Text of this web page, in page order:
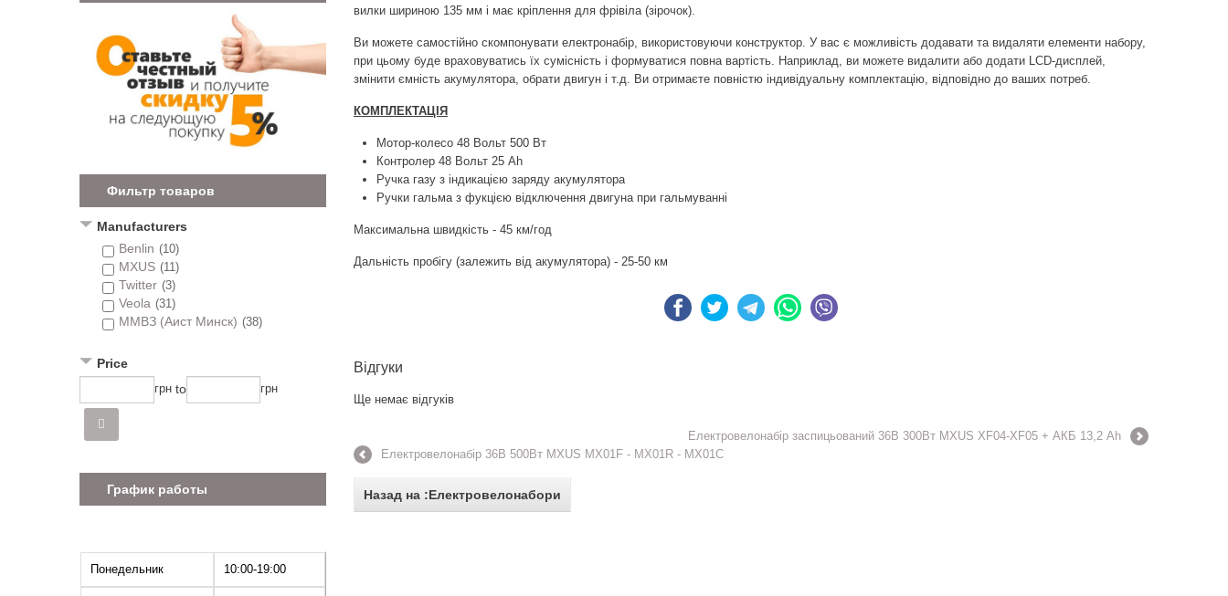
Фильтр товаров
Manufacturers
Benlin (10)
MXUS (11)
Twitter (3)
Veola (31)
ММВЗ (Аист Минск) (38)
Price
грн to грн
График работы
Понедельник 10:00-19:00
вилки шириною 135 мм і має кріплення для фрівіла (зірочок).
Ви можете самостійно скомпонувати електронабір, використовуючи конструктор. У вас є можливість додавати та видаляти елементи набору,
при цьому буде враховуватись їх сумісність і формуватися повна вартість. Наприклад, ви можете видалити або додати LCD-дисплей,
змінити ємність акумулятора, обрати двигун і т.д. Ви отримаєте повністю індивідуальну комплектацію, відповідно до ваших потреб.
КОМПЛЕКТАЦІЯ
Мотор-колесо 48 Вольт 500 Вт
Контролер 48 Вольт 25 Ah
Ручка газу з індикацією заряду акумулятора
Ручки гальма з фукцією відключення двигуна при гальмуванні
Максимальна швидкість - 45 км/год
Дальність пробігу (залежить від акумулятора) - 25-50 км
Відгуки
Ще немає відгуків
Електровелонабір заспицьований 36В 300Вт MXUS XF04-XF05 + АКБ 13,2 Ah
Електровелонабір 36В 500Вт MXUS MX01F - MX01R - MX01C
Назад на :Електровелонабори